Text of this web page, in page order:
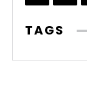
TAGS